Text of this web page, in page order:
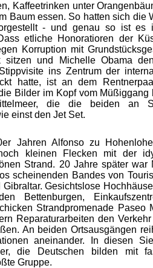
Kaffeetrinken unter
Baum essen. So hatten sich die
- und genau so ist es
etliche Honoratioren der
Korruption mit
sitzen und Michelle Obama
ins Zentrum der
hatte, ist an dem
Bilder im Kopf vom Müßiggang
die die beiden an
einst den Jet Set.
Jahren Alfonso zu
kleinen Flecken mit der
Strand. 20 Jahre später war
scheinenden Bandes von
Gesichtslose
Bettenburgen,
Strandpromenade Paseo
Reparaturarbeiten den
An beiden Ortsausgängen
aneinander. In diesen
die Deutschen bilden mit
Gruppe.